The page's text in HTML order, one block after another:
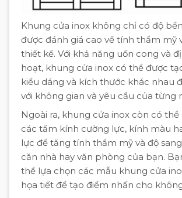
Khung cửa inox không chỉ có độ
được đánh giá cao về tính thẩm mỹ
thiết kế. Với khả năng uốn cong và
hoạt, khung cửa inox có thể được
kiểu dáng và kích thước khác nhau
với không gian và yêu cầu của từng
Ngoài ra, khung cửa inox còn có thể
các tấm kính cường lực, kính màu
lực để tăng tính thẩm mỹ và độ
căn nhà hay văn phòng của bạn.
thể lựa chọn các mẫu khung cửa
họa tiết để tạo điểm nhấn cho